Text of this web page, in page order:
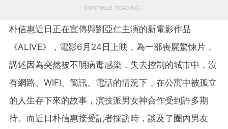
CONTINUE READING
朴信惠近日正在宣傳與劉亞仁主演的新電影作品
《ALIVE》，電影6月24日上映，為一部喪屍驚悚片，
講述因為突然被不明病毒感染，失去控制的城市中，沒
有網路、WIFI、簡訊、電話的情況下，在公寓中被孤立
的人生存下來的故事，演技派男女神合作受到許多期
待。而近日朴信惠接受記者採訪時，談及了圈內男友